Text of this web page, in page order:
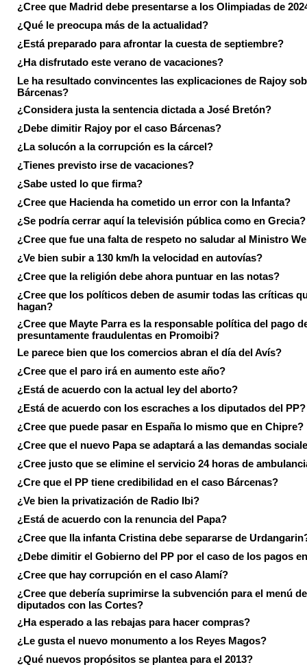
¿Cree que Madrid debe presentarse a los Olimpiadas de
¿Qué le preocupa más de la actualidad?
¿Está preparado para afrontar la cuesta de septiembre?
¿Ha disfrutado este verano de vacaciones?
Le ha resultado convincentes las explicaciones de Rajoy
Bárcenas?
¿Considera justa la sentencia dictada a José Bretón?
¿Debe dimitir Rajoy por el caso Bárcenas?
¿La solucón a la corrupción es la cárcel?
¿Tienes previsto irse de vacaciones?
¿Sabe usted lo que firma?
¿Cree que Hacienda ha cometido un error con la Infanta?
¿Se podría cerrar aquí la televisión pública como en Grecia?
¿Cree que fue una falta de respeto no saludar al Ministro
¿Ve bien subir a 130 km/h la velocidad en autovías?
¿Cree que la religión debe ahora puntuar en las notas?
¿Cree que los políticos deben de asumir todas las críticas
hagan?
¿Cree que Mayte Parra es la responsable política del pago
presuntamente fraudulentas en Promoibi?
Le parece bien que los comercios abran el día del Avís?
¿Cree que el paro irá en aumento este año?
¿Está de acuerdo con la actual ley del aborto?
¿Está de acuerdo con los escraches a los diputados del PP?
¿Cree que puede pasar en España lo mismo que en Chipre?
¿Cree que el nuevo Papa se adaptará a las demandas
¿Cree justo que se elimine el servicio 24 horas de
¿Cre que el PP tiene credibilidad en el caso Bárcenas?
¿Ve bien la privatización de Radio Ibi?
¿Está de acuerdo con la renuncia del Papa?
¿Cree que lla infanta Cristina debe separarse de
¿Debe dimitir el Gobierno del PP por el caso de los pagos
¿Cree que hay corrupción en el caso Alamí?
¿Cree que debería suprimirse la subvención para el menú
diputados con las Cortes?
¿Ha esperado a las rebajas para hacer compras?
¿Le gusta el nuevo monumento a los Reyes Magos?
¿Qué nuevos propósitos se plantea para el 2013?